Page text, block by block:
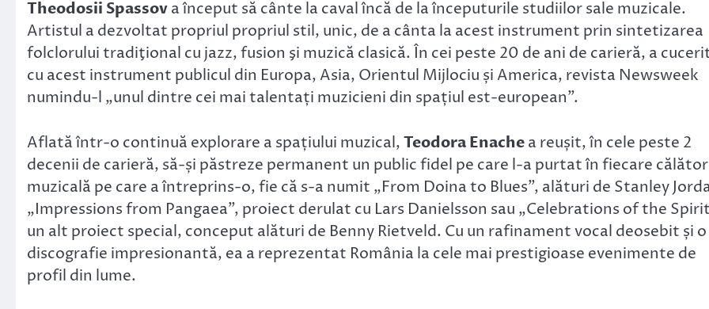
Theodosii Spassova început să cânte la caval încă de la începuturile studiilor sale muzicale.
Artistul a dezvoltat propriul propriul stil, unic, de a cânta la acest instrument prin sintetizarea
folclorului tradiţional cu jazz, fusion şi muzică clasică. În cei peste 20 de ani de carieră, a
cu acest instrument publicul din Europa, Asia, Orientul Mijlociu și America, revista Newsweek
numindu-l „unul dintre cei mai talentați muzicieni din spațiul est-european”.
Aflată într-o continuă explorare a spațiului muzical,Teodora Enachea reușit, în cele peste 2
decenii de carieră, să-și păstreze permanent un public fidel pe care l-a purtat în fiecare
muzicală pe care a întreprins-o, fie că s-a numit „From Doina to Blues”, alături de Stanley
„Impressions from Pangaea”, proiect derulat cu Lars Danielsson sau „Celebrations of the
un alt proiect special, conceput alături de Benny Rietveld. Cu un rafinament vocal deosebit și o
discografie impresionantă, ea a reprezentat România la cele mai prestigioase evenimente de
profil din lume.